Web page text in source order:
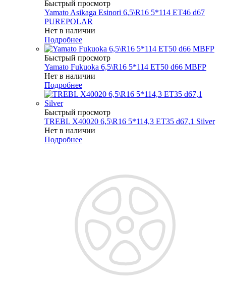
Быстрый просмотр
Yamato Asikaga Esinori 6,5\R16 5*114 ET46 d67
PUREPOLAR
Нет в наличии
Подробнее
Быстрый просмотр
Yamato Fukuoka 6,5\R16 5*114 ET50 d66 MBFP
Нет в наличии
Подробнее
Быстрый просмотр
TREBL X40020 6,5\R16 5*114,3 ET35 d67,1 Silver
Нет в наличии
Подробнее